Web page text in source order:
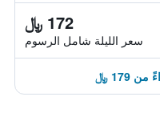
172 ﷼
سعر الليلة شامل الرسوم